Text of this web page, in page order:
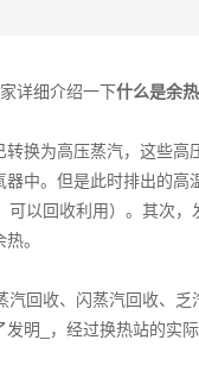
详细介绍一下什么是余
换为高压蒸汽，这些高
器中。但是此时排出的
以回收利用）。其次，
。
回收、闪蒸汽回收、乏
明_，经过换热站的实